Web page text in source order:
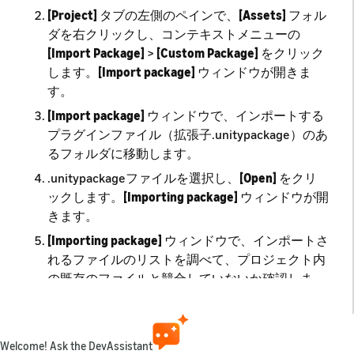
[Project] タブの左側のペインで、 [Assets] フォル
ダを右クリックし、コンテキストメニューの
[Import Package] > [Custom Package] をクリック
します。
[Import package] ウィンドウが開きま
す。
[Import package] ウィンドウで、インポートする
プラグインファイル（拡張子.unitypackage）のあ
るフォルダに移動します。
.unitypackageファイルを選択し、
[Open] をクリ
ックします。
[Importing package] ウィンドウが開
きます。
[Importing package] ウィンドウで、インポートさ
れるファイルのリストを調べて、プロジェクト内
の既存のファイルと競合していないか確認しま
ェクトの外部に保存しておきます。
[Import]をクリックします。パッケージのファイ
Welcome! Ask the DevAssistant